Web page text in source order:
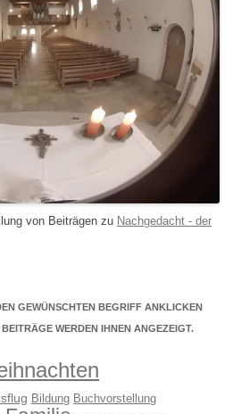
von Beiträgen zu Nachgedacht - der
GEWÜNSCHTEN BEGRIFF ANKLICKEN
WERDEN IHNEN ANGEZEIGT.
Bildung Buchvorstellung